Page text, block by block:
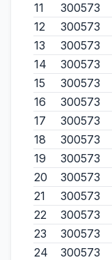
11
300573
12
300573
13
300573
14
300573
15
300573
16
300573
17
300573
18
300573
19
300573
20
300573
21
300573
22
300573
23
300573
24
300573